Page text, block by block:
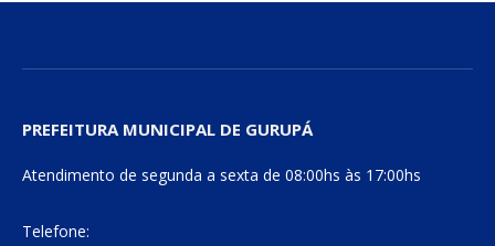
PREFEITURA MUNICIPAL DE GURUPÁ
Atendimento de segunda a sexta de 08:00hs às 17:00hs
Telefone: